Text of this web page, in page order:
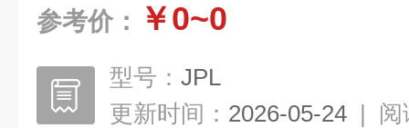
参考价： ￥0~0
型号： JPL
更新时间： 2026-05-24 | 阅